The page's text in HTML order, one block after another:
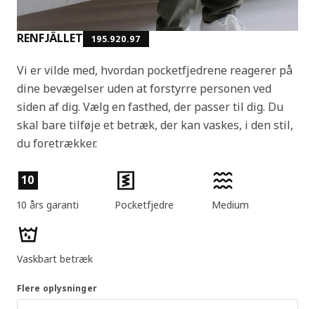
RENFJÄLLET 195.920.97
Vi er vilde med, hvordan pocketfjedrene reagerer på
dine bevægelser uden at forstyrre personen ved
siden af dig. Vælg en fasthed, der passer til dig. Du
skal bare tilføje et betræk, der kan vaskes, i den stil,
du foretrækker.
Produktfunktioner
10
10 års garanti Pocketfjedre Medium
Vaskbart betræk
Flere oplysninger